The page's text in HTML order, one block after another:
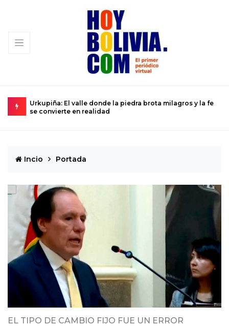
donde la piedra brota milagros y la fe
realidad
La ciencia se prepara
Incio Portada
EL TIPO DE CAMBIO FIJO FUE UN ERROR